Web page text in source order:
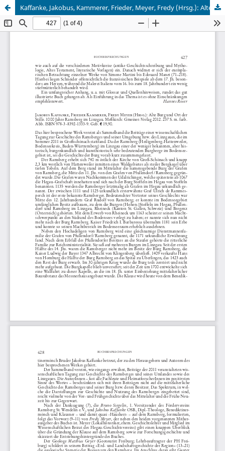
Kaffanke, Jakobus, Kammerer, Frieder, Meyer, Fredy (Hrsg.): Alte Burg und Ort der Stille